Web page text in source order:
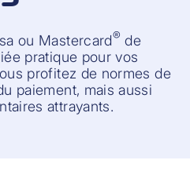
ou Mastercard® de
pratique pour vos
profitez de normes de
paiement, mais aussi
attrayants.